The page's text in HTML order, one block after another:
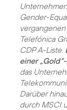
Gender-
Telefónica
CDP A-Liste.
einer
das
Darüber
durch MSCI